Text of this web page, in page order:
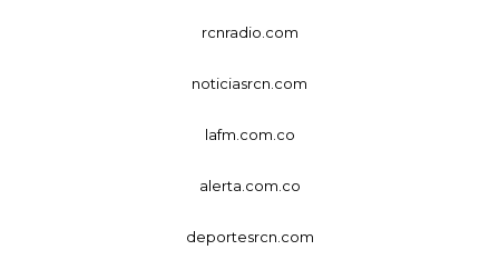
rcnradio.com
noticiasrcn.com
lafm.com.co
alerta.com.co
deportesrcn.com